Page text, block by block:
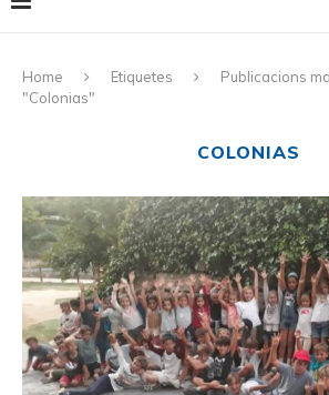
Home Etiquetes
Publicacions
"Colonias"
COLONIAS